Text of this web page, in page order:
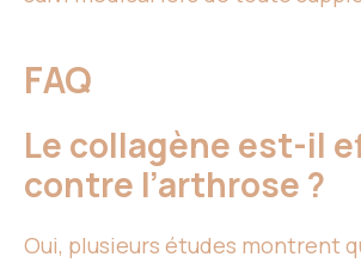
FAQ
Le collagène est-il
contre l’arthrose ?
Oui, plusieurs études montrent